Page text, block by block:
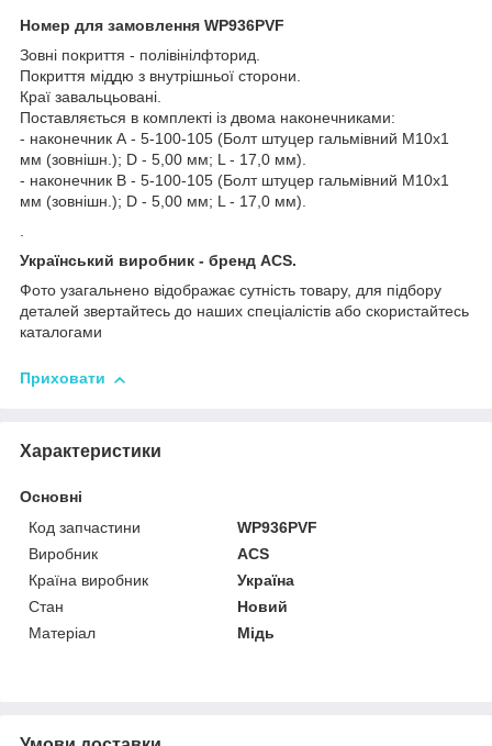
Номер для замовлення WP936PVF
Зовні покриття - полівінілфторид.
Покриття міддю з внутрішньої сторони.
Краї завальцьовані.
Поставляється в комплекті із двома наконечниками:
- наконечник А - 5-100-105 (Болт штуцер гальмівний М10х1
мм (зовнішн.); D - 5,00 мм; L - 17,0 мм).
- наконечник В - 5-100-105 (Болт штуцер гальмівний М10х1
мм (зовнішн.); D - 5,00 мм; L - 17,0 мм).
.
Український виробник - бренд ACS.
Фото узагальнено відображає сутність товару, для підбору
деталей звертайтесь до наших спеціалістів або скористайтесь
каталогами
Приховати
Характеристики
Основні
Код запчастини
WP936PVF
Виробник
ACS
Країна виробник
Україна
Стан
Новий
Матеріал
Мідь